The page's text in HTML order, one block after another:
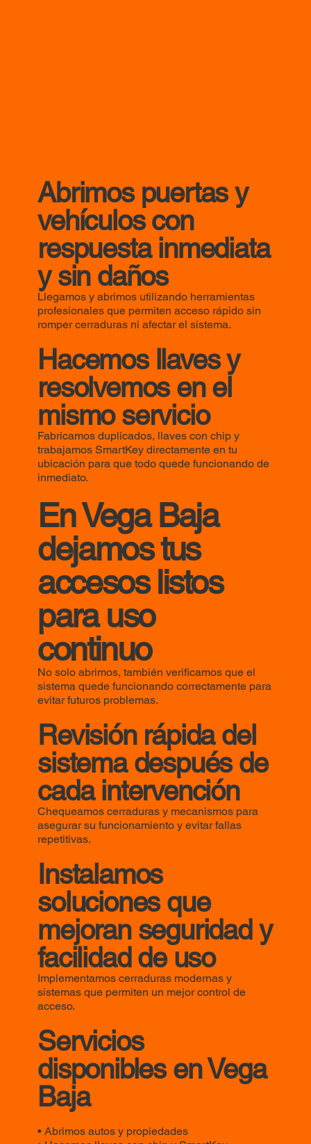
Abrimos puertas y
vehículos con
respuesta inmediata
y sin daños
Llegamos y abrimos utilizando herramientas
profesionales que permiten acceso rápido sin
romper cerraduras ni afectar el sistema.
Hacemos llaves y
resolvemos en el
mismo servicio
Fabricamos duplicados, llaves con chip y
trabajamos SmartKey directamente en tu
ubicación para que todo quede funcionando de
inmediato.
En Vega Baja
dejamos tus
accesos listos
para uso
continuo
No solo abrimos, también verificamos que el
sistema quede funcionando correctamente para
evitar futuros problemas.
Revisión rápida del
sistema después de
cada intervención
Chequeamos cerraduras y mecanismos para
asegurar su funcionamiento y evitar fallas
repetitivas.
Instalamos
soluciones que
mejoran seguridad y
facilidad de uso
Implementamos cerraduras modernas y
sistemas que permiten un mejor control de
acceso.
Servicios
disponibles en Vega
Baja
• Abrimos autos y propiedades